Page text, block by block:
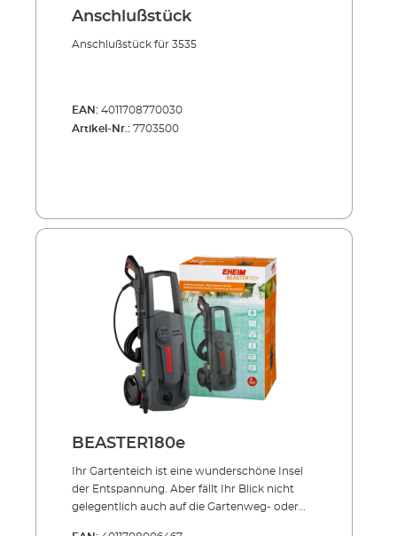
Anschlußstück
Anschlußstück für 3535
EAN: 4011708770030
Artikel-Nr.: 7703500
BEASTER180e
Ihr Gartenteich ist eine wunderschöne Insel
der Entspannung. Aber fällt Ihr Blick nicht
gelegentlich auch auf die Gartenweg- oder